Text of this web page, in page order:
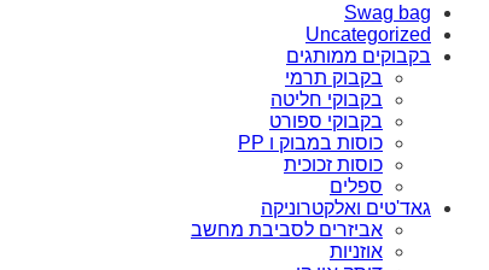
Swag bag
Uncategorized
בקבוקים ממותגים
בקבוק תרמי
בקבוקי חליטה
בקבוקי ספורט
כוסות במבוק ו PP
כוסות זכוכית
ספלים
גאד'טים ואלקטרוניקה
אביזרים לסביבת מחשב
אוזניות